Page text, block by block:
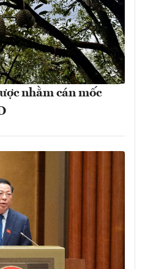
nhằm cán mốc